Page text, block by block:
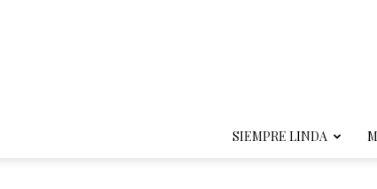
SIEMPRE LINDA